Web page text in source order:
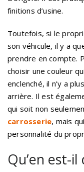
finitions d’usine.
Toutefois, si le
son véhicule, il y a
prendre en compte.
choisir une couleur
enclenché, il n’y a
arrière. Il est
qui soit non
carrosserie, mais
personnalité du
Qu’en est-